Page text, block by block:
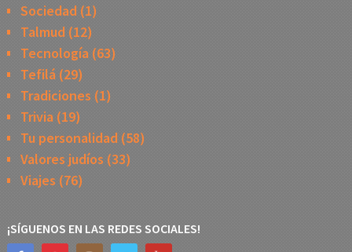
Sociedad(1)
Talmud (12)
Tecnología(63)
Tefilá(29)
Tradiciones (1)
Trivia(19)
Tu personalidad(58)
Valores judíos (33)
Viajes (76)
¡SÍGUENOS EN LAS REDES SOCIALES!